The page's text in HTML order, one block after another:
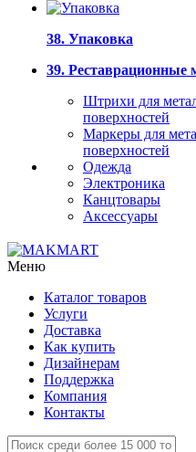
38. Упаковка
39. Реставрационные
Штрихи для
поверхностей
Маркеры для
поверхностей
Одежда
Электроника
Канцтовары
Аксессуары
Меню
Каталог товаров
Услуги
Доставка
Как купить
Дизайнерам
Поддержка
Компания
Контакты